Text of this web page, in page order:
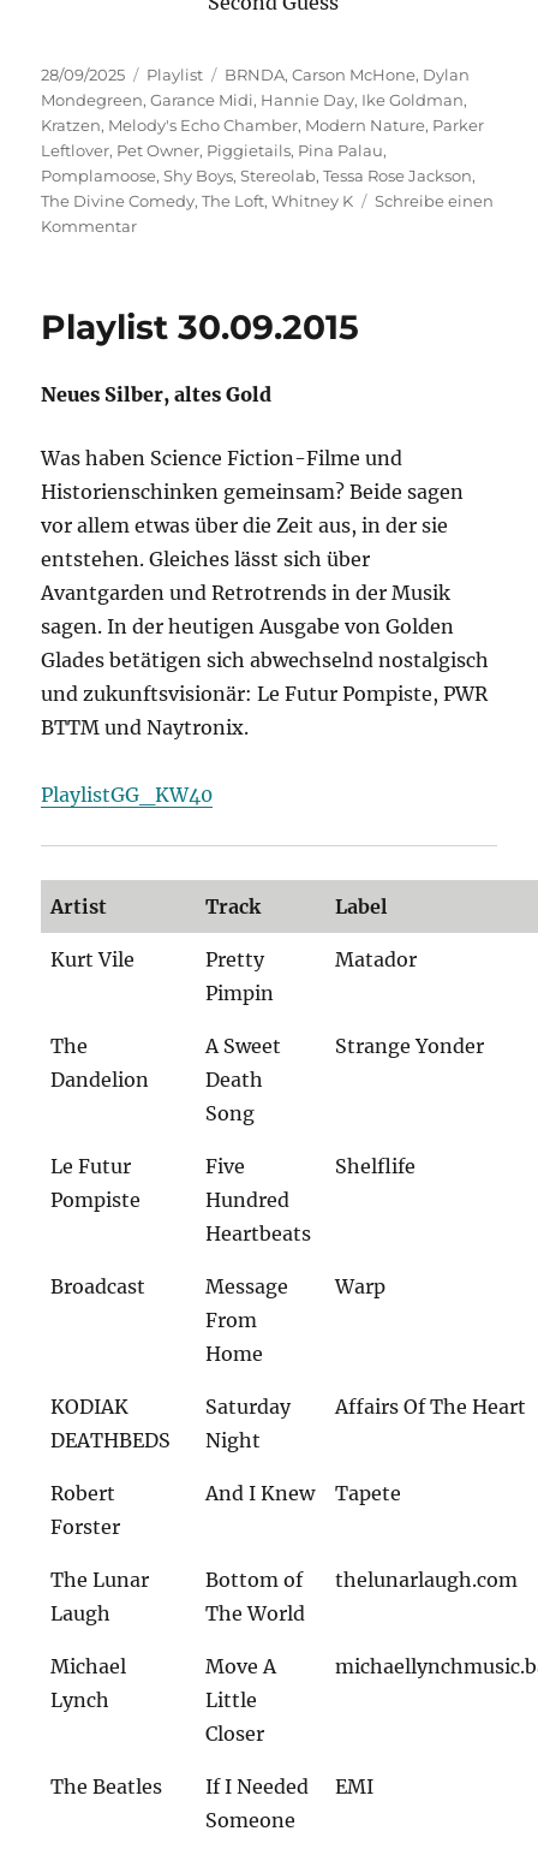
Veröffentlicht
am
28/09/2025 Kategorien
Playlist Schlagwörter
BRNDA,Carson McHone, Dylan
Mondegreen,Garance Midi, Hannie Day, Ike Goldman,
Kratzen, Melody's Echo Chamber, Modern Nature, Parker
Leftlover, Pet Owner, Piggietails, Pina Palau,
Pomplamoose,Shy Boys,Stereolab,Tessa Rose Jackson,
The Divine Comedy,The Loft,Whitney K
Schreibe einen
Kommentarzu
Bubble
Playlist 30.09.2015
Neues Silber, altes Gold
Was haben Science Fiction-Filme und
Historienschinken gemeinsam? Beide sagen
vor allem etwas über die Zeit aus, in der sie
entstehen. Gleiches lässt sich über
Avantgarden und Retrotrends in der Musik
sagen. In der heutigen Ausgabe von Golden
Glades betätigen sich abwechselnd nostalgisch
und zukunftsvisionär: Le Futur Pompiste, PWR
BTTM und Naytronix.
PlaylistGG_KW40
Artist Track Label
Kurt Vile
Pretty
Pimpin
Matador
The
Dandelion
A Sweet
Death
Song
Strange Yonder
Le Futur
Pompiste
Five
Hundred
Heartbeats
Shelflife
Broadcast
Message
From
Home
Warp
KODIAK
DEATHBEDS
Saturday
Night
Affairs Of The Heart
Robert
Forster
And I Knew Tapete
The Lunar
Laugh
Bottom of
The World
thelunarlaugh.com
Michael
Lynch
Move A
Little
Closer
The Beatles
If I Needed
Someone
EMI